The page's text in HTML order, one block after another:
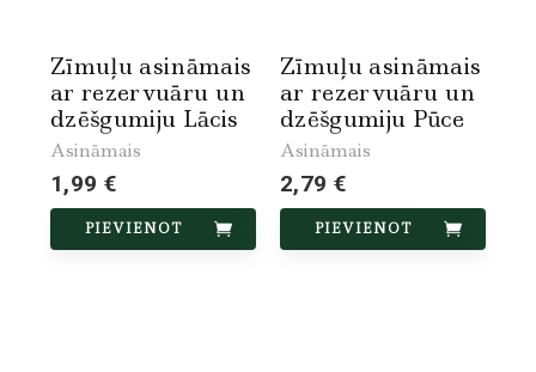
Zīmuļu asināmais
ar rezervuāru un
dzēšgumiju Lācis
Asināmais
1,99 €
PIEVIENOT
Zīmuļu asināmais
ar rezervuāru un
dzēšgumiju Pūce
Asināmais
2,79 €
PIEVIENOT